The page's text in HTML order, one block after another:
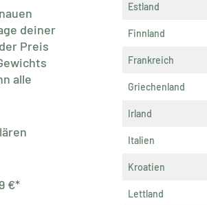
deiner
Preis
alle
€*
Estland
Finnland
Frankreich
Griechenland
Irland
Italien
Kroatien
Lettland